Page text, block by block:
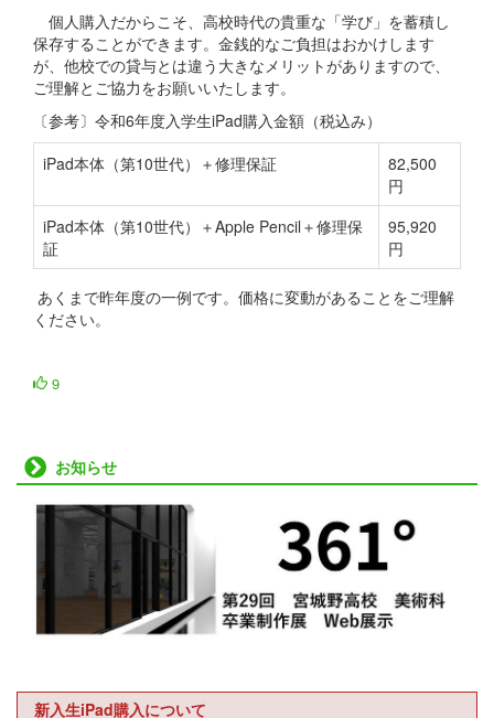
個人購入だからこそ、高校時代の貴重な「学び」を蓄積し
保存することができます。金銭的なご負担はおかけします
が、他校での貸与とは違う大きなメリットがありますので、
ご理解とご協力をお願いいたします。
〔参考〕令和6年度入学生iPad購入金額（税込み）
iPad本体（第10世代）＋修理保証
82,500
円
iPad本体（第10世代）＋Apple Pencil＋修理保
証
95,920
円
あくまで昨年度の一例です。価格に変動があることをご理解
ください。
9
お知らせ
新入生iPad購入について